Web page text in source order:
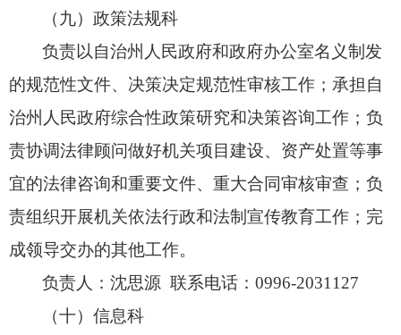
（九）政策法规科
负责以自治州人民政府和政府办公室名义制发
的规范性文件、 决策决定规范性审核工作； 承担自
治州人民政府综合性政策研究和决策咨询工作； 负
责协调法律顾问做好机关项目建设、 资产处置等事
宜的法律咨询和重要文件、 重大合同审核审查； 负
责组织开展机关依法行政和法制宣传教育工作； 完
成领导交办的其他工作。
负责人：沈思源联系电话：0996-2031127
（十）信息科